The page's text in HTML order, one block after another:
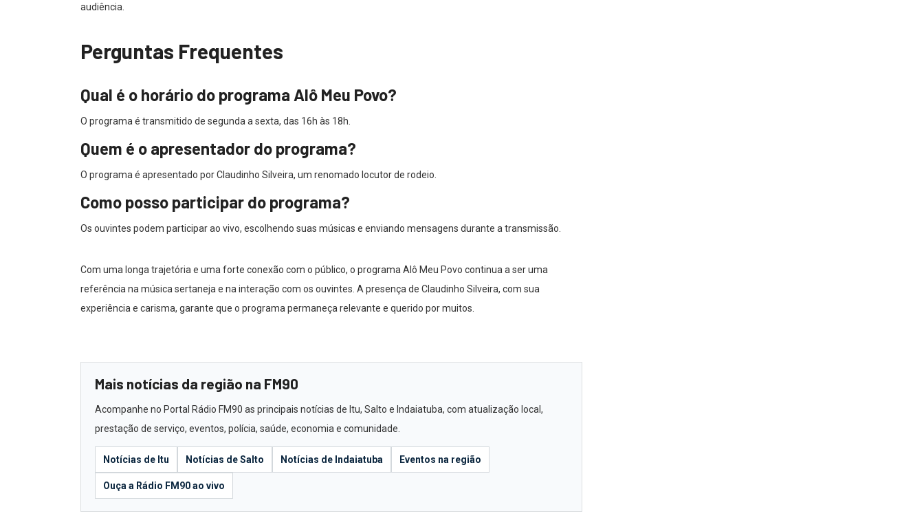
audiência.
Perguntas Frequentes
Qual é o horário do programa Alô Meu Povo?
O programa é transmitido de segunda a sexta, das 16h às 18h.
Quem é o apresentador do programa?
O programa é apresentado por Claudinho Silveira, um renomado locutor de rodeio.
Como posso participar do programa?
Os ouvintes podem participar ao vivo, escolhendo suas músicas e enviando mensagens durante a transmissão.
Com uma longa trajetória e uma forte conexão com o público, o programa Alô Meu Povo continua a ser uma
referência na música sertaneja e na interação com os ouvintes. A presença de Claudinho Silveira, com sua
experiência e carisma, garante que o programa permaneça relevante e querido por muitos.
Mais notícias da região na FM90
Acompanhe no Portal Rádio FM90 as principais notícias de Itu, Salto e Indaiatuba, com atualização local,
prestação de serviço, eventos, polícia, saúde, economia e comunidade.
Notícias de Itu Notícias de Salto Notícias de Indaiatuba Eventos na região
Ouça a Rádio FM90 ao vivo